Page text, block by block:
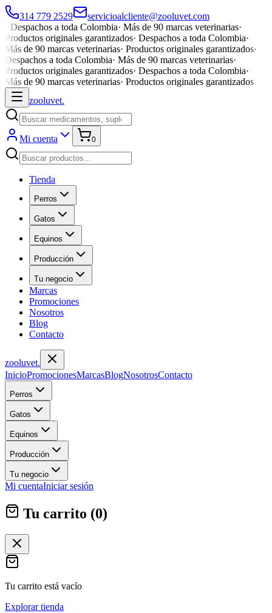
314 779 2529
servicioalcliente@zooluvet.com
Despachos a toda Colombia· Más de 90 marcas veterinarias·
Productos originales garantizados· Despachos a toda Colombia·
Más de 90 marcas veterinarias· Productos originales garantizados·
Despachos a toda Colombia· Más de 90 marcas veterinarias·
Productos originales garantizados· Despachos a toda Colombia·
Más de 90 marcas veterinarias· Productos originales garantizados
zooluvet.
Mi cuenta 0
Tienda
Perros
Gatos
Equinos
Producción
Tu negocio
Marcas
Promociones
Nosotros
Blog
Contacto
zooluvet.
InicioPromocionesMarcasBlogNosotrosContacto
Perros
Gatos
Equinos
Producción
Tu negocio
Mi cuentaIniciar sesión
Tu carrito (0)
Tu carrito está vacío
Explorar tienda